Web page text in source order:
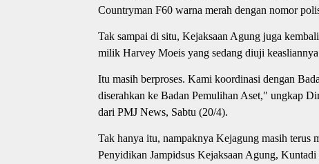
Countryman F60 warna merah dengan nomor
Tak sampai di situ, Kejaksaan Agung juga
milik Harvey Moeis yang sedang diuji
Itu masih berproses. Kami koordinasi dengan
diserahkan ke Badan Pemulihan Aset," ungkap
dari PMJ News, Sabtu (20/4).
Tak hanya itu, nampaknya Kejagung masih terus
Penyidikan Jampidsus Kejaksaan Agung,